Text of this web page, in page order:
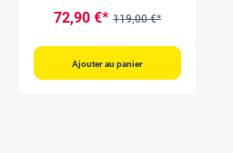
72,90 €* 119,00 €*
Ajouter au panier